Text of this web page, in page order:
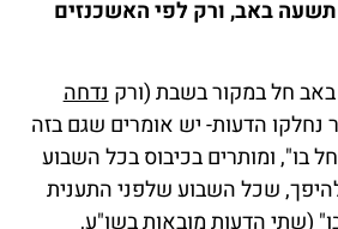
באב, ורק לפי האשכנזים
חל במקור בשבת (ורקנדחה
נחלקו הדעות- יש אומרים שגם בזה
בו", ומותרים בכיבוס בכל השבוע
שכל השבוע שלפני התענית
(שתי הדעות מובאות בשו"ע,